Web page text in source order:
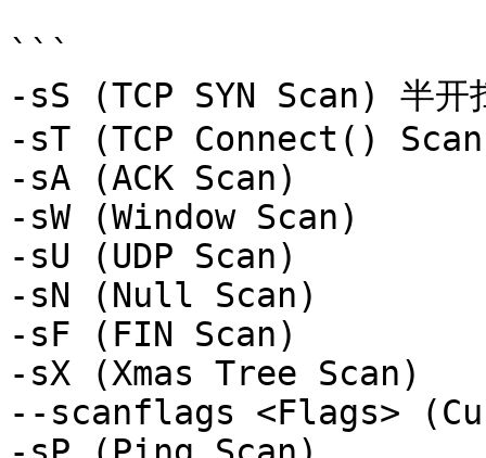
```
-sS (TCP SYN Scan) 半开
-sT (TCP Connect()
-sA (ACK Scan)
-sW (Window Scan)
-sU (UDP Scan)
-sN (Null Scan)
-sF (FIN Scan)
-sX (Xmas Tree Scan)
--scanflags <Flags>